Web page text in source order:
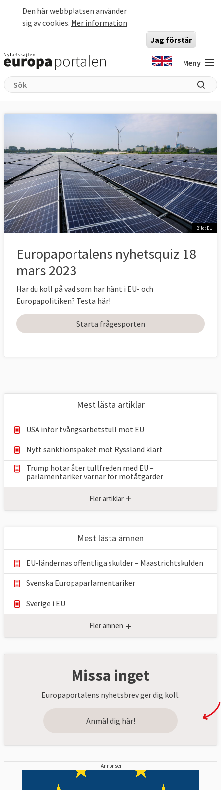
Den här webbplatsen använder
sig av cookies. Mer information
Jag förstår
Meny
Bild: EU
Europaportalens nyhetsquiz 18
mars 2023
Har du koll på vad som har hänt i EU- och
Europapolitiken? Testa här!
Starta frågesporten
Mest lästa artiklar
USA inför tvångsarbetstull mot EU
Nytt sanktionspaket mot Ryssland klart
Trump hotar åter tullfreden med EU –
parlamentariker ⁠varnar för motåtgärder
Fler artiklar +
Mest lästa ämnen
EU-ländernas offentliga skulder – Maastrichtskulden
Svenska Europaparlamentariker
Sverige i EU
Fler ämnen +
Missa inget
Europaportalens nyhetsbrev ger dig koll.
Anmäl dig här!
Annonser